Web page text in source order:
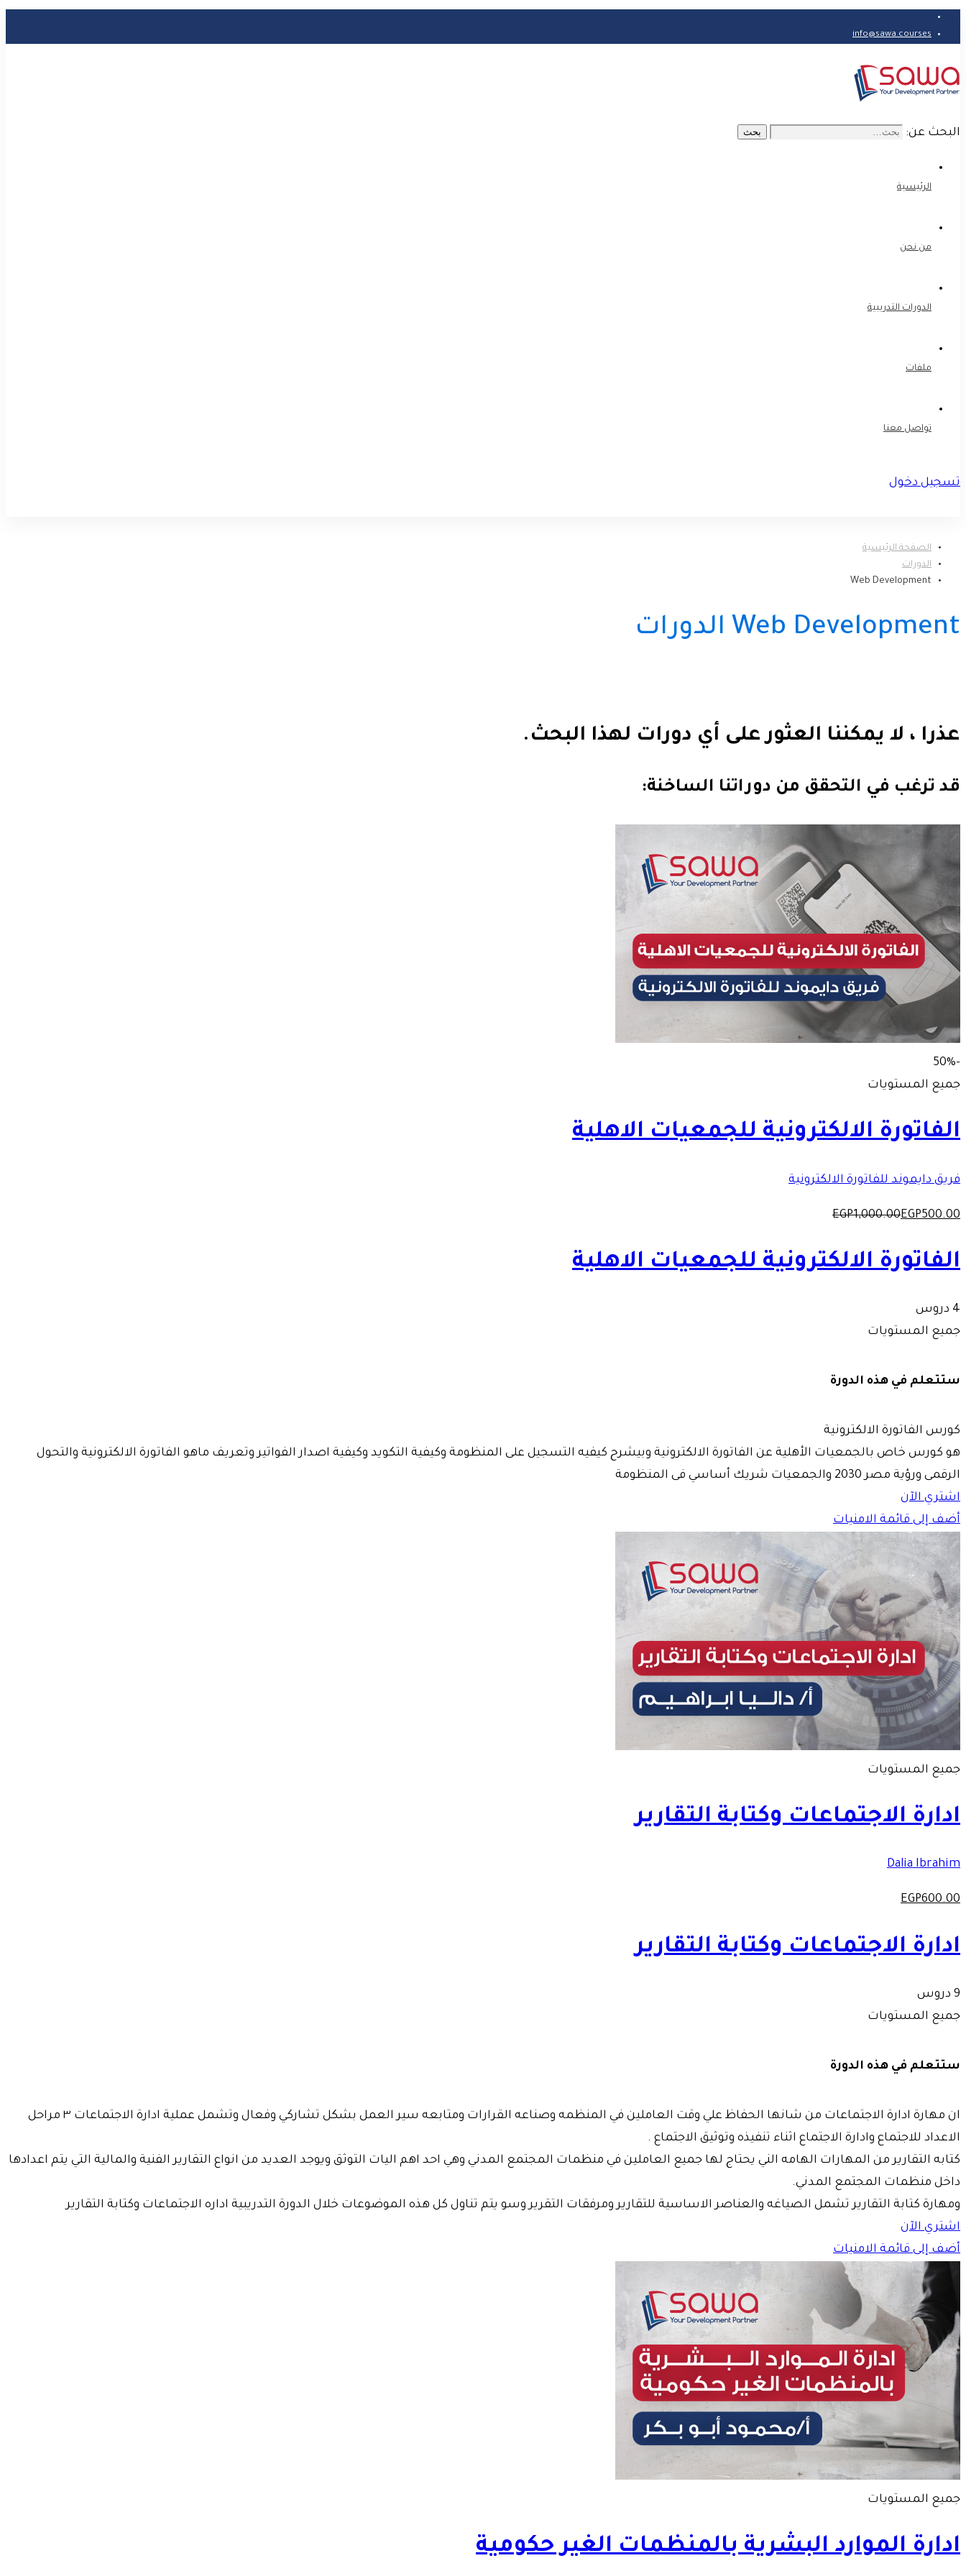
info@sawa.courses
البحث عن: بحث
الرئيسية
من نحن
الدورات التدريبية
ملفات
تواصل معنا
تسجيل دخول
الصفحة الرئيسية
الدورات
Web Development
Web Development الدورات
عذرا ، لا يمكننا العثور على أي دورات لهذا البحث.
قد ترغب في التحقق من دوراتنا الساخنة:
-50%
جميع المستويات
الفاتورة الالكترونية للجمعيات الاهلية
فريق دايموند للفاتورة الالكترونية
EGP500.00
EGP1,000.00
الفاتورة الالكترونية للجمعيات الاهلية
4 دروس
جميع المستويات
ستتعلم في هذه الدورة
كورس الفاتورة الالكترونية
هو كورس خاص بالجمعيات الأهلية عن الفاتورة الالكترونية وبيشرح كيفيه التسجيل على المنظومة وكيفية التكويد وكيفية اصدار الفواتير وتعريف ماهو الفاتورة الالكترونية والتحول
الرقمى ورؤية مصر 2030 والجمعيات شريك أساسي فى المنظومة
اشتري الآن
أضف إلى قائمة الامنيات
جميع المستويات
ادارة الاجتماعات وكتابة التقارير
Dalia Ibrahim
EGP600.00
ادارة الاجتماعات وكتابة التقارير
9 دروس
جميع المستويات
ستتعلم في هذه الدورة
ان مهارة ادارة الاجتماعات من شانها الحفاظ علي وقت العاملين في المنظمه وصناعه القرارات ومتابعه سير العمل بشكل تشاركي وفعال وتشمل عملية ادارة الاجتماعات ٣ مراحل
الاعداد للاجتماع وادارة الاجتماع اثناء تنفيذه وتوثيق الاجتماع .
كتابه التقارير من المهارات الهامه الني يحتاج لها جميع العاملين في منظمات المجتمع المدني وهي احد اهم اليات التوثق ويوجد العديد من انواع التقارير الفنية والمالية التي يتم اعدادها
داخل منظمات المجتمع المدني.
ومهارة كتابة التقارير تشمل الصياغه والعناصر الاساسية للتقارير ومرفقات التقرير وسو يتم تناول كل هذه الموضوعات خلال الدورة التدريبية اداره الاجتماعات وكتابة التقارير
اشتري الآن
أضف إلى قائمة الامنيات
جميع المستويات
ادارة الموارد البشرية بالمنظمات الغير حكومية